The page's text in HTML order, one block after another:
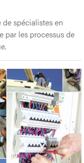
de spécialistes en
par les processus de